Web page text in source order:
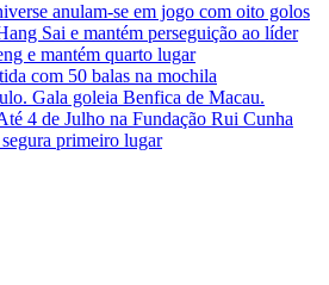
anulam-se em jogo com oito golos
Sai e mantém perseguição ao líder
e mantém quarto lugar
com 50 balas na mochila
Gala goleia Benfica de Macau.
4 de Julho na Fundação Rui Cunha
primeiro lugar